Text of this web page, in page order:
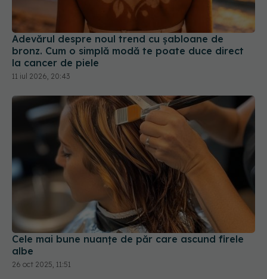
Adevărul despre noul trend cu șabloane de
bronz. Cum o simplă modă te poate duce direct
la cancer de piele
11 iul 2026, 20:43
Cele mai bune nuanțe de păr care ascund firele
albe
26 oct 2025, 11:51